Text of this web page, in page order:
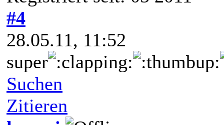
#4
28.05.11, 11:52
super
Suchen
Zitieren